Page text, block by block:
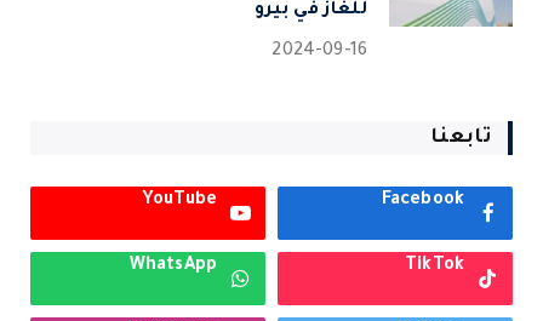
للغاز في بيرو
2024-09-16
تابعنا
Facebook
YouTube
TikTok
WhatsApp